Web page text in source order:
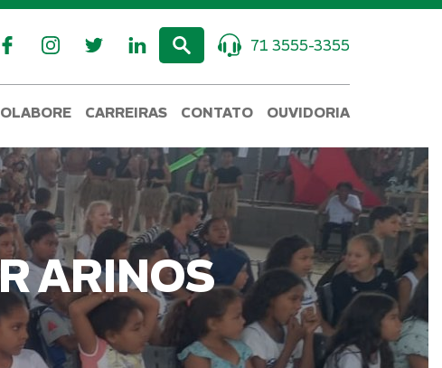
71 3555-3355
CARREIRAS CONTATO OUVIDORIA
ARINOS